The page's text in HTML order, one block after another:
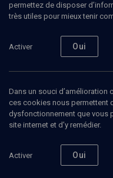
Abonnez-vous à
Société
permettez de disposer
très utiles pour mieux tenir
Activer Oui
Dans un souci d’amélioration
ces cookies nous permettent
dysfonctionnement que vous
site internet et d’y remédier.
Activer Oui